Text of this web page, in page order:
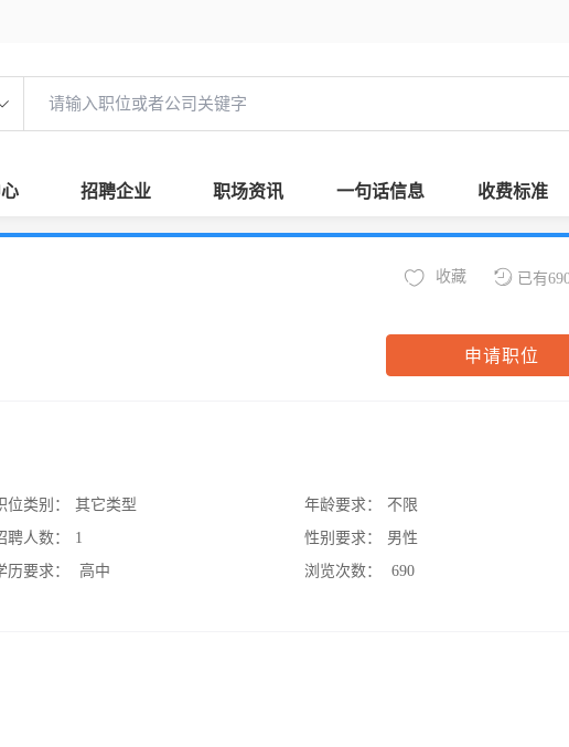
招聘企业 职场资讯 一句话信息 收费标准
已有
收藏
申请职位
位类别：
其它类型
聘人数：
1
历要求：
高中
年龄要求：
不限
性别要求：
男性
浏览次数：
690